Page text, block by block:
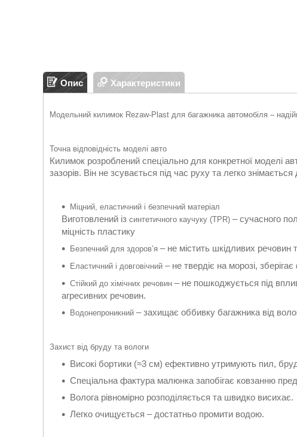
Опис Характеристики
Модельний килимок Rezaw-Plast для багажника автомобіля –
Точна відповідність моделі авто
Килимок розроблений спеціально для конкретної моделі
зазорів. Він не зсувається під час руху та легко
Міцний, еластичний і безпечний матеріал
Виготовлений із синтетичного каучуку (TPR) – сучасного
міцність пластику
Безпечний для здоров’я – не містить шкідливих речовин
Еластичний і довговічний – не твердіє на морозі,
Стійкий до хімічних речовин – не пошкоджується під
агресивних речовин.
Водонепроникний – захищає оббивку багажника від
Захист від бруду та вологи
Високі бортики (≈3 см) ефективно утримують пил,
Спеціальна фактура малюнка запобігає ковзанню
Волога рівномірно розподіляється та швидко висихає.
Легко очищується – достатньо промити водою.